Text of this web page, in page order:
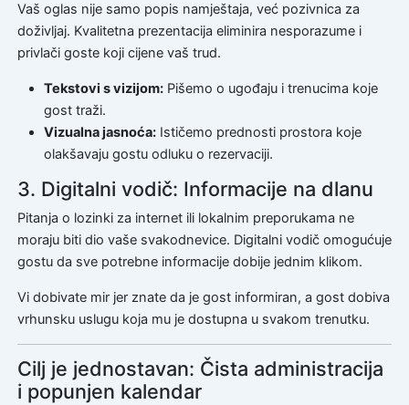
Vaš oglas nije samo popis namještaja, već pozivnica za
doživljaj. Kvalitetna prezentacija eliminira nesporazume i
privlači goste koji cijene vaš trud.
Tekstovi s vizijom:Pišemo o ugođaju i trenucima koje
gost traži.
Vizualna jasnoća:Ističemo prednosti prostora koje
olakšavaju gostu odluku o rezervaciji.
3. Digitalni vodič: Informacije na dlanu
Pitanja o lozinki za internet ili lokalnim preporukama ne
moraju biti dio vaše svakodnevice. Digitalni vodič omogućuje
gostu da sve potrebne informacije dobije jednim klikom.
Vi dobivate mir jer znate da je gost informiran, a gost dobiva
vrhunsku uslugu koja mu je dostupna u svakom trenutku.
Cilj je jednostavan: Čista administracija
i popunjen kalendar